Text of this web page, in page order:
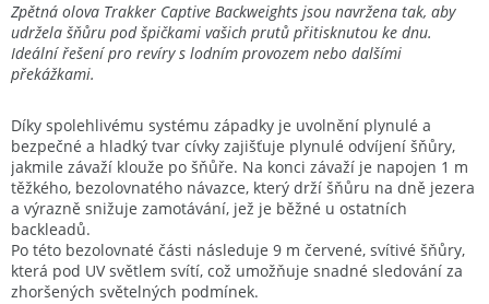
Zpětná olova Trakker Captive Backweights jsou navržena tak, aby
udržela šňůru pod špičkami vašich prutů přitisknutou ke dnu.
Ideální řešení pro revíry s lodním provozem nebo dalšími
překážkami.
Díky spolehlivému systému západky je uvolnění plynulé a
bezpečné a hladký tvar cívky zajišťuje plynulé odvíjení šňůry,
jakmile závaží klouže po šňůře. Na konci závaží je napojen 1 m
těžkého, bezolovnatého návazce, který drží šňůru na dně jezera
a výrazně snižuje zamotávání, jež je běžné u ostatních
backleadů.
Po této bezolovnaté části následuje 9 m červené, svítivé šňůry,
která pod UV světlem svítí, což umožňuje snadné sledování za
zhoršených světelných podmínek.